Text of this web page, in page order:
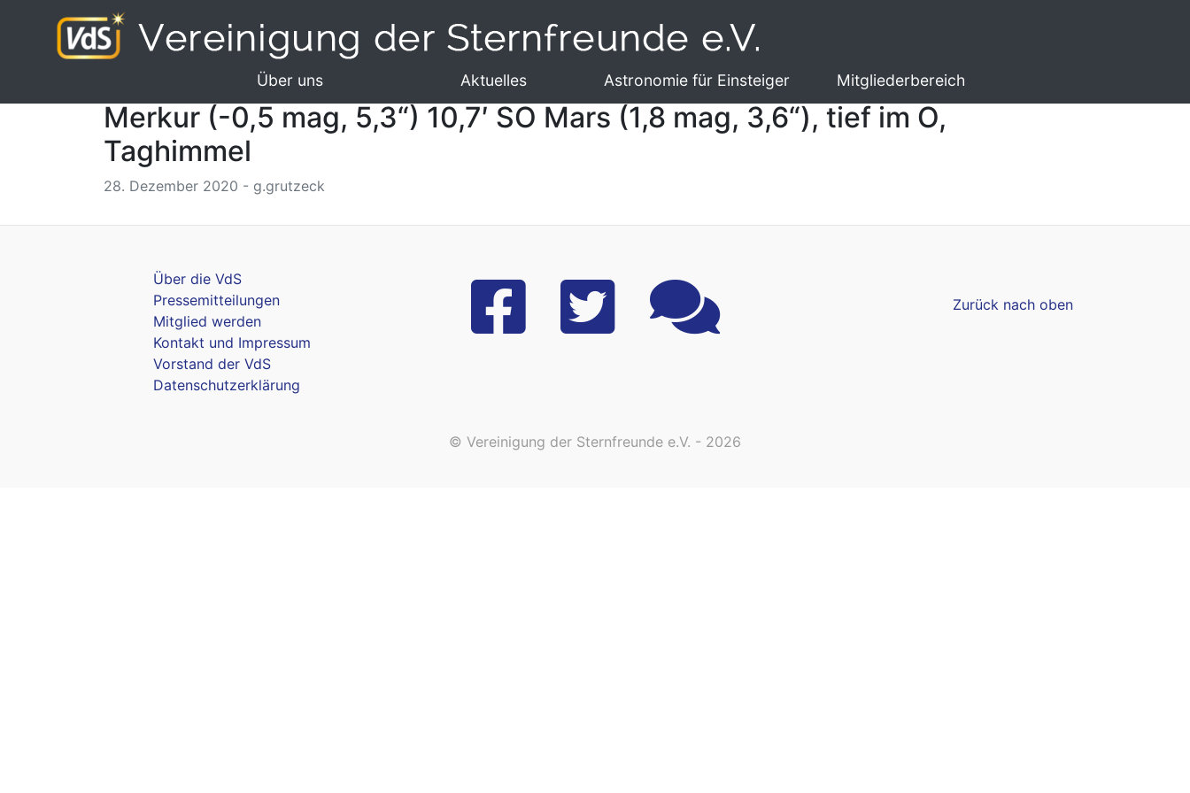
Über uns Aktuelles Astronomie für Einsteiger Mitgliederbereich
Merkur (-0,5 mag, 5,3“) 10,7′ SO Mars (1,8 mag, 3,6“), tief im O,
Taghimmel
28. Dezember 2020 - g.grutzeck
Über die VdS
Pressemitteilungen
Mitglied werden
Kontakt und Impressum
Vorstand der VdS
Datenschutzerklärung
Zurück nach oben
© Vereinigung der Sternfreunde e.V. - 2026